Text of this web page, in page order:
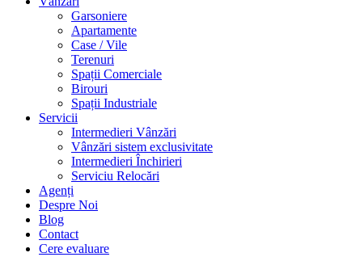
Garsoniere
Apartamente
Case / Vile
Terenuri
Spații Comerciale
Birouri
Spații Industriale
Servicii
Intermedieri Vânzări
Vânzări sistem exclusivitate
Intermedieri Închirieri
Serviciu Relocări
Agenți
Despre Noi
Blog
Contact
Cere evaluare